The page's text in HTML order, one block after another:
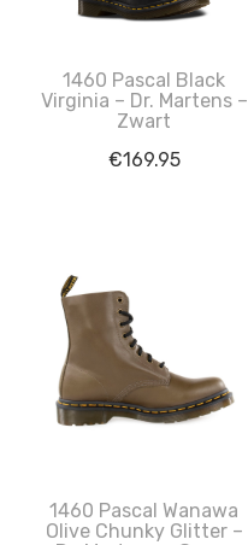
1460 Pascal Black
Virginia – Dr. Martens –
Zwart
€169.95
1460 Pascal Wanawa
Olive Chunky Glitter –